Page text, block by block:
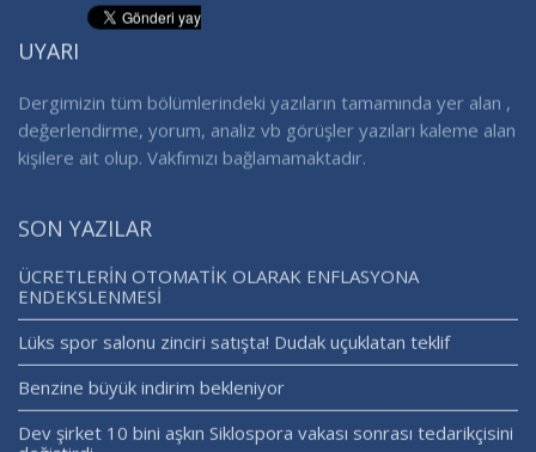
UYARI
Dergimizin tüm bölümlerindeki yazıların tamamında yer alan ,
değerlendirme, yorum, analiz vb görüşler yazıları kaleme alan
kişilere ait olup. Vakfımızı bağlamamaktadır.
SON YAZILAR
ÜCRETLERİN OTOMATİK OLARAK ENFLASYONA
ENDEKSLENMESİ
Lüks spor salonu zinciri satışta! Dudak uçuklatan teklif
Benzine büyük indirim bekleniyor
Dev şirket 10 bini aşkın Siklospora vakası sonrası tedarikçisini